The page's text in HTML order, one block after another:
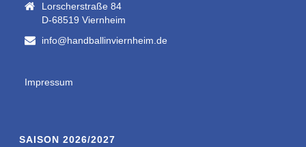
Lorscherstraße 84
D-68519 Viernheim
info@handballinviernheim.de
Impressum
SAISON 2026/2027